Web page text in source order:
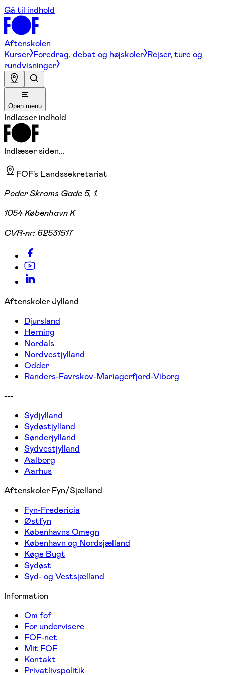
Gå til indhold
Aftenskolen
Kurser Foredrag, debat og højskoler Rejser, ture og
rundvisninger
Open menu
Indlæser indhold
Indlæser siden...
FOF's Landssekretariat
Peder Skrams Gade 5, 1.
1054 København K
CVR-nr: 62531517
Aftenskoler Jylland
Djursland
Herning
Nordals
Nordvestjylland
Odder
Randers-Favrskov-Mariagerfjord-Viborg
---
Sydjylland
Sydøstjylland
Sønderjylland
Sydvestjylland
Aalborg
Aarhus
Aftenskoler Fyn/Sjælland
Fyn-Fredericia
Østfyn
Københavns Omegn
København og Nordsjælland
Køge Bugt
Sydøst
Syd- og Vestsjælland
Information
Om fof
For undervisere
FOF-net
Mit FOF
Kontakt
Privatlivspolitik